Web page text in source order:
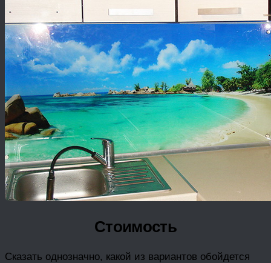
Стоимость
Сказать однозначно, какой из вариантов обойдется